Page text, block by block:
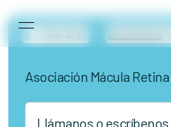
Main
Asociación Mácula Retina
Llámanos o